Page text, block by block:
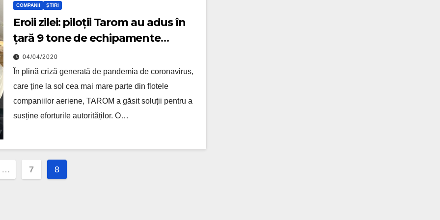
COMPANII ȘTIRI
Eroii zilei: piloții Tarom au adus în
țară 9 tone de echipamente
medicale cu o aeronavă modificată
04/04/2020
În plină criză generată de pandemia de coronavirus,
care ține la sol cea mai mare parte din flotele
companiilor aeriene, TAROM a găsit soluții pentru a
susține eforturile autorităților. O…
… 7 8